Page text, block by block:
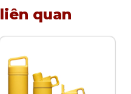
ướp và lên men các
kim chi, dưa muối...
mong muốn, người
cho thực phẩm vào hũ,
người dùng đã có
quan